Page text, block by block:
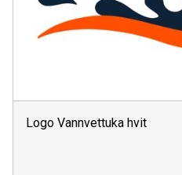
Logo Vannvettuka hvit